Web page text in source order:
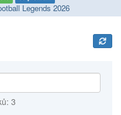
Legends 2026
3